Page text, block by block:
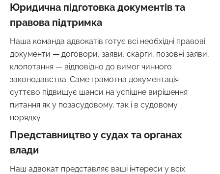
Юридична підготовка документів та
правова підтримка
Наша команда адвокатів готує всі необхідні правові
документи — договори, заяви, скарги, позовні заяви,
клопотання — відповідно до вимог чинного
законодавства. Саме грамотна документація
суттєво підвищує шанси на успішне вирішення
питання як у позасудовому, так і в судовому
порядку.
Представництво у судах та органах
влади
Наш адвокат представляє ваші інтереси у всіх